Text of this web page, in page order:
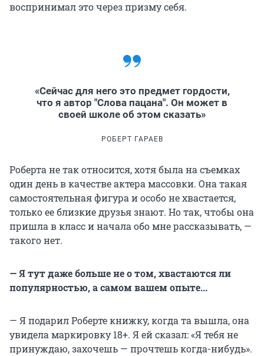
воспринимал это через призму себя.
«Сейчас для него это предмет гордости,
что я автор "Слова пацана". Он может в
своей школе об этом сказать»
РОБЕРТ ГАРАЕВ
Роберта не так относится, хотя была на съемках
один день в качестве актера массовки. Она такая
самостоятельная фигура и особо не хвастается,
только ее близкие друзья знают. Но так, чтобы она
пришла в класс и начала обо мне рассказывать, —
такого нет.
— Я тут даже больше не о том, хвастаются ли
популярностью, а самом вашем опыте...
— Я подарил Роберте книжку, когда та вышла, она
увидела маркировку 18+. Я ей сказал: «Я тебя не
принуждаю, захочешь — прочтешь когда-нибудь».